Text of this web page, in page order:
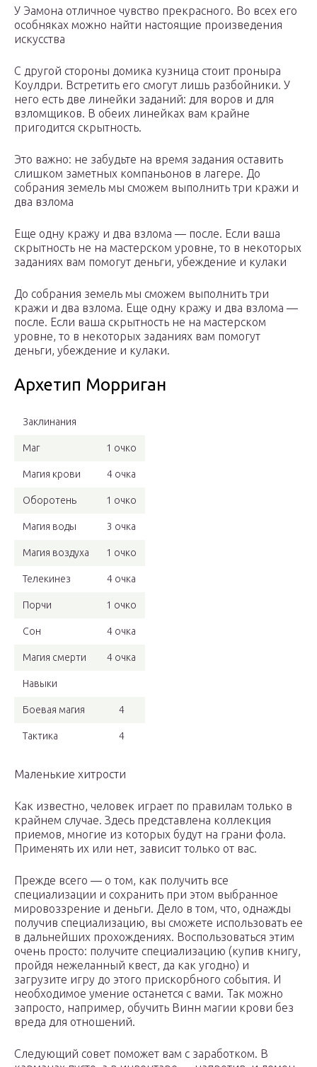
У Эамона отличное чувство прекрасного. Во всех его
особняках можно найти настоящие произведения
искусства
С другой стороны домика кузница стоит проныра
Коулдри. Встретить его смогут лишь разбойники. У
него есть две линейки заданий: для воров и для
взломщиков. В обеих линейках вам крайне
пригодится скрытность.
Это важно: не забудьте на время задания оставить
слишком заметных компаньонов в лагере. До
собрания земель мы сможем выполнить три кражи и
два взлома
Еще одну кражу и два взлома — после. Если ваша
скрытность не на мастерском уровне, то в некоторых
заданиях вам помогут деньги, убеждение и кулаки
До собрания земель мы сможем выполнить три
кражи и два взлома. Еще одну кражу и два взлома —
после. Если ваша скрытность не на мастерском
уровне, то в некоторых заданиях вам помогут
деньги, убеждение и кулаки.
Архетип Морриган
Заклинания
Маг 1 очко
Магия крови 4 очка
Оборотень 1 очко
Магия воды 3 очка
Магия воздуха 1 очко
Телекинез 4 очка
Порчи 1 очко
Сон 4 очка
Магия смерти 4 очка
Навыки
Боевая магия 4
Тактика 4
Маленькие хитрости
Как известно, человек играет по правилам только в
крайнем случае. Здесь представлена коллекция
приемов, многие из которых будут на грани фола.
Применять их или нет, зависит только от вас.
Прежде всего — о том, как получить все
специализации и сохранить при этом выбранное
мировоззрение и деньги. Дело в том, что, однажды
получив специализацию, вы сможете использовать ее
в дальнейших прохождениях. Воспользоваться этим
очень просто: получите специализацию (купив книгу,
пройдя нежеланный квест, да как угодно) и
загрузите игру до этого прискорбного события. И
необходимое умение останется с вами. Так можно
запросто, например, обучить Винн магии крови без
вреда для отношений.
Следующий совет поможет вам с заработком. В